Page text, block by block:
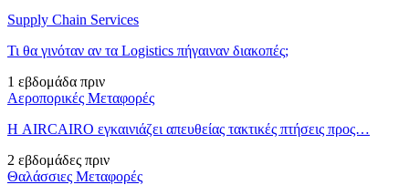
Supply Chain Services
Τι θα γινόταν αν τα Logistics πήγαιναν διακοπές;
1 εβδομάδα πριν
Αεροπορικές Μεταφορές
Η AIRCAIRO εγκαινιάζει απευθείας τακτικές πτήσεις προς…
2 εβδομάδες πριν
Θαλάσσιες Μεταφορές